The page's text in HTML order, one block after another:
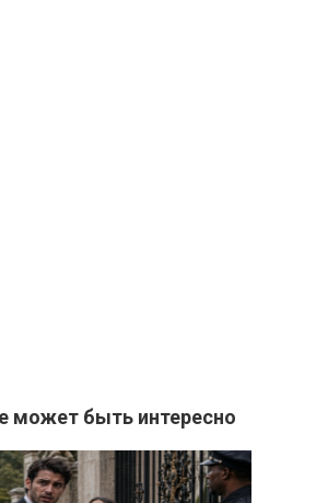
может быть интересно